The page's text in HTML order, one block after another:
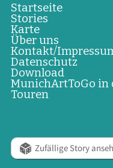
Startseite
Stories
Karte
Über uns
Kontakt/
Datenschutz
Download
MunichArtToGo in
Touren
Zufällige Story